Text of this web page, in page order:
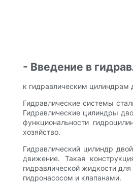
- Введение в
к гидравлическим цилиндрам
Гидравлические системы
Гидравлические цилиндры
функциональности
хозяйство.
Гидравлический цилиндр
движение. Такая
гидравлической жидкости
гидронасосом и клапанами.